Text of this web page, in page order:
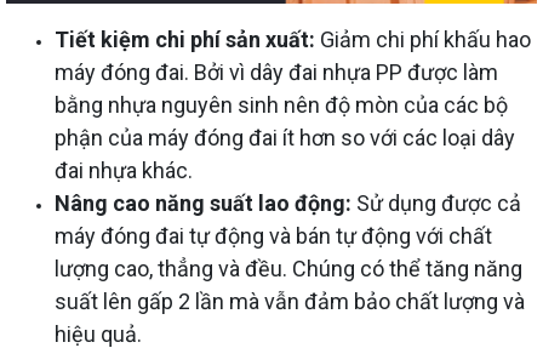
Tiết kiệm chi phí sản xuất: Giảm chi phí khấu hao
máy đóng đai. Bởi vì dây đai nhựa PP được làm
bằng nhựa nguyên sinh nên độ mòn của các bộ
phận của máy đóng đai ít hơn so với các loại dây
đai nhựa khác.
Nâng cao năng suất lao động: Sử dụng được cả
máy đóng đai tự động và bán tự động với chất
lượng cao, thẳng và đều. Chúng có thể tăng năng
suất lên gấp 2 lần mà vẫn đảm bảo chất lượng và
hiệu quả.